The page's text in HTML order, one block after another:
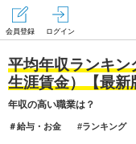
会員登録
ログイン
平均年収ランキン
生涯賃金）【最新
年収の高い職業は？
＃給与・お金 #ランキング